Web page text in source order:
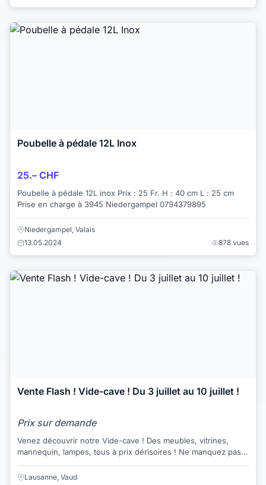
Poubelle à pédale 12L Inox
25.– CHF
Poubelle à pédale 12L inox Prix ​​: 25 Fr. H : 40 cm L : 25 cm
Prise en charge à 3945 Niedergampel 0794379895
Niedergampel, Valais
13.05.2024
878 vues
Vente Flash ! Vide-cave ! Du 3 juillet au 10 juillet !
Prix sur demande
Venez découvrir notre Vide-cave ! Des meubles, vitrines,
mannequin, lampes, tous à prix dérisoires ! Ne manquez pas
l'occasion et rendez-vous à la rue...
Lausanne, Vaud